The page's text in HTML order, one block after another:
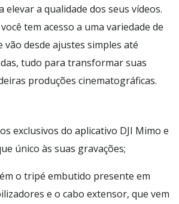
elevar a qualidade dos seus vídeos.
tem acesso a uma variedade de
vão desde ajustes simples até
tudo para transformar suas
produções cinematográficas.
exclusivos do aplicativo DJI Mimo e
único às suas gravações;
o tripé embutido presente em
e o cabo extensor, que vem